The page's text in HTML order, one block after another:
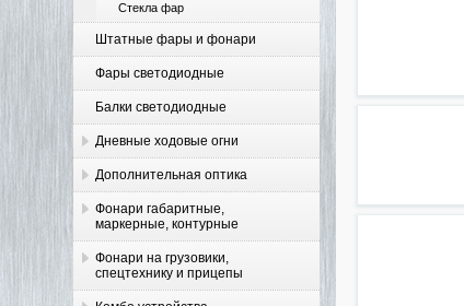
Стекла фар
Штатные фары и фонари
Фары светодиодные
Балки светодиодные
Дневные ходовые огни
Дополнительная оптика
Фонари габаритные,
маркерные, контурные
Фонари на грузовики,
спецтехнику и прицепы